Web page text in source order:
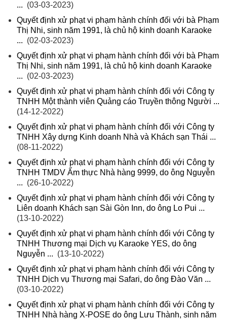
... (03-03-2023)
Quyết định xử phạt vi phạm hành chính đối với bà Phạm
Thị Nhi, sinh năm 1991, là chủ hộ kinh doanh Karaoke
... (02-03-2023)
Quyết định xử phạt vi phạm hành chính đối với bà Phạm
Thị Nhi, sinh năm 1991, là chủ hộ kinh doanh Karaoke
... (02-03-2023)
Quyết định xử phạt vi phạm hành chính đối với Công ty
TNHH Một thành viên Quảng cáo Truyền thông Người ...
(14-12-2022)
Quyết định xử phạt vi phạm hành chính đối với Công ty
TNHH Xây dựng Kinh doanh Nhà và Khách sạn Thái ...
(08-11-2022)
Quyết định xử phạt vi phạm hành chính đối với Công ty
TNHH TMDV Ẩm thực Nhà hàng 9999, do ông Nguyễn
... (26-10-2022)
Quyết định xử phạt vi phạm hành chính đối với Công ty
Liên doanh Khách sạn Sài Gòn Inn, do ông Lo Pui ...
(13-10-2022)
Quyết định xử phạt vi phạm hành chính đối với Công ty
TNHH Thương mại Dịch vụ Karaoke YES, do ông
Nguyễn ... (13-10-2022)
Quyết định xử phạt vi phạm hành chính đối với Công ty
TNHH Dịch vụ Thương mại Safari, do ông Đào Văn ...
(03-10-2022)
Quyết định xử phạt vi phạm hành chính đối với Công ty
TNHH Nhà hàng X-POSE do ông Lưu Thành, sinh năm